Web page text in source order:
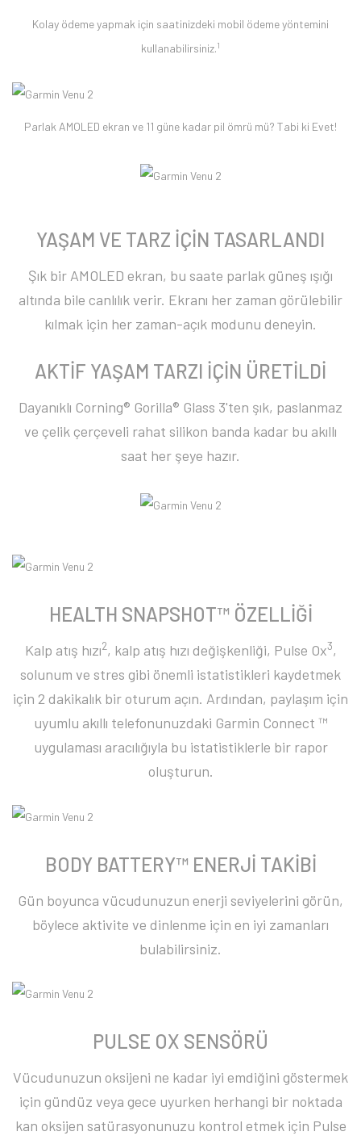
Kolay ödeme yapmak için saatinizdeki mobil ödeme yöntemini
kullanabilirsiniz.1
Parlak AMOLED ekran ve 11 güne kadar pil ömrü mü? Tabi ki Evet!
YAŞAM VE TARZ İÇİN TASARLANDI
Şık bir AMOLED ekran, bu saate parlak güneş ışığı
altında bile canlılık verir. Ekranı her zaman görülebilir
kılmak için her zaman-açık modunu deneyin.
AKTİF YAŞAM TARZI İÇİN ÜRETİLDİ
Dayanıklı Corning® Gorilla® Glass 3'ten şık, paslanmaz
ve çelik çerçeveli rahat silikon banda kadar bu akıllı
saat her şeye hazır.
HEALTH SNAPSHOT™ ÖZELLİĞİ
Kalp atış hızı2, kalp atış hızı değişkenliği, Pulse Ox3,
solunum ve stres gibi önemli istatistikleri kaydetmek
için 2 dakikalık bir oturum açın. Ardından, paylaşım için
uyumlu akıllı telefonunuzdaki Garmin Connect ™
uygulaması aracılığıyla bu istatistiklerle bir rapor
oluşturun.
BODY BATTERY™ ENERJİ TAKİBİ
Gün boyunca vücudunuzun enerji seviyelerini görün,
böylece aktivite ve dinlenme için en iyi zamanları
bulabilirsiniz.
PULSE OX SENSÖRÜ
Vücudunuzun oksijeni ne kadar iyi emdiğini göstermek
için gündüz veya gece uyurken herhangi bir noktada
kan oksijen satürasyonunuzu kontrol etmek için Pulse